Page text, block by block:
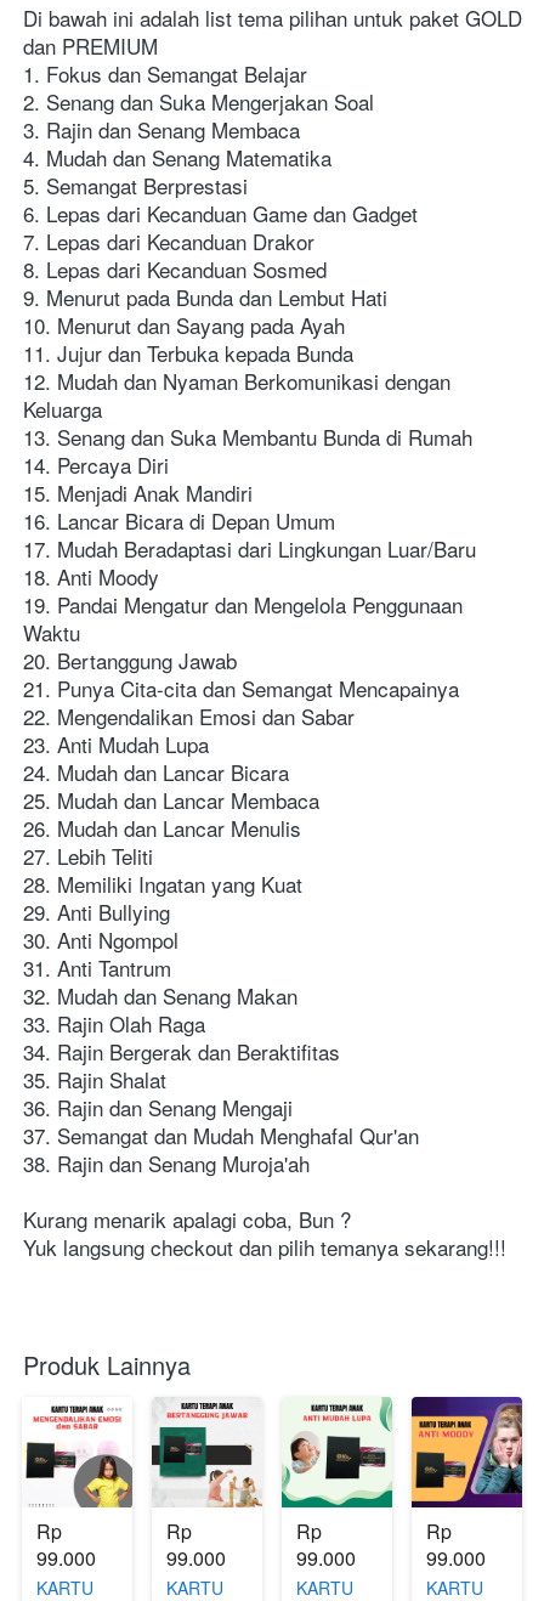
Di bawah ini adalah list tema pilihan untuk paket GOLD
dan PREMIUM
1. Fokus dan Semangat Belajar
2. Senang dan Suka Mengerjakan Soal
3. Rajin dan Senang Membaca
4. Mudah dan Senang Matematika
5. Semangat Berprestasi
6. Lepas dari Kecanduan Game dan Gadget
7. Lepas dari Kecanduan Drakor
8. Lepas dari Kecanduan Sosmed
9. Menurut pada Bunda dan Lembut Hati
10. Menurut dan Sayang pada Ayah
11. Jujur dan Terbuka kepada Bunda
12. Mudah dan Nyaman Berkomunikasi dengan
Keluarga
13. Senang dan Suka Membantu Bunda di Rumah
14. Percaya Diri
15. Menjadi Anak Mandiri
16. Lancar Bicara di Depan Umum
17. Mudah Beradaptasi dari Lingkungan Luar/Baru
18. Anti Moody
19. Pandai Mengatur dan Mengelola Penggunaan
Waktu
20. Bertanggung Jawab
21. Punya Cita-cita dan Semangat Mencapainya
22. Mengendalikan Emosi dan Sabar
23. Anti Mudah Lupa
24. Mudah dan Lancar Bicara
25. Mudah dan Lancar Membaca
26. Mudah dan Lancar Menulis
27. Lebih Teliti
28. Memiliki Ingatan yang Kuat
29. Anti Bullying
30. Anti Ngompol
31. Anti Tantrum
32. Mudah dan Senang Makan
33. Rajin Olah Raga
34. Rajin Bergerak dan Beraktifitas
35. Rajin Shalat
36. Rajin dan Senang Mengaji
37. Semangat dan Mudah Menghafal Qur'an
38. Rajin dan Senang Muroja'ah
Kurang menarik apalagi coba, Bun ?
Yuk langsung checkout dan pilih temanya sekarang!!!
Produk Lainnya
Rp
99.000
KARTU
Rp
99.000
KARTU
Rp
99.000
KARTU
Rp
99.000
KARTU